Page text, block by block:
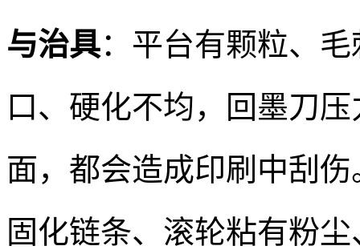
与治具：平台有颗粒、
口、硬化不均，回墨刀
面，都会造成印刷中刮
固化链条、滚轮粘有粉